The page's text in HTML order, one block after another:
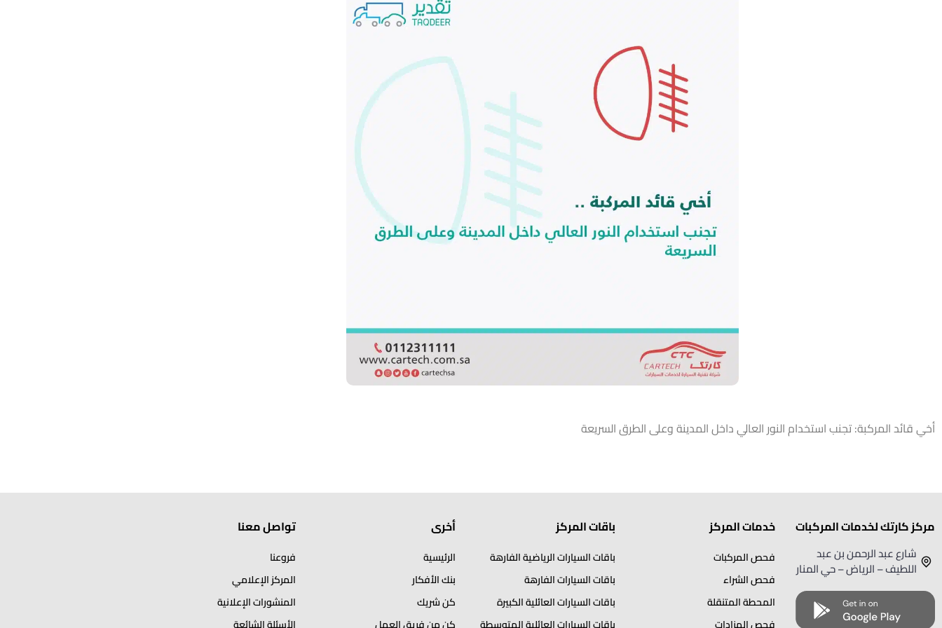
أخي قائد المركبة: تجنب استخدام النور العالي داخل المدينة وعلى الطرق السريعة
مركز كارتك لخدمات المركبات
شارع عبد الرحمن بن عبد
اللطيف – الرياض – حي المنار
خدمات المركز
فحص المركبات
فحص الشراء
المحطة المتنقلة
باقات المركز
باقات السيارات الرياضية الفارهة
باقات السيارات الفارهة
باقات السيارات العائلية الكبيرة
أخرى
الرئيسية
بنك الأفكار
كن شريك
تواصل معنا
فروعنا
المركز الإعلامي
المنشورات الإعلانية